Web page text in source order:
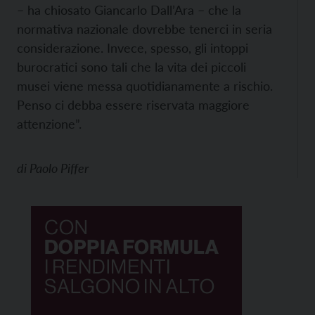
– ha chiosato Giancarlo Dall’Ara – che la
normativa nazionale dovrebbe tenerci in seria
considerazione. Invece, spesso, gli intoppi
burocratici sono tali che la vita dei piccoli
musei viene messa quotidianamente a rischio.
Penso ci debba essere riservata maggiore
attenzione”.
di Paolo Piffer